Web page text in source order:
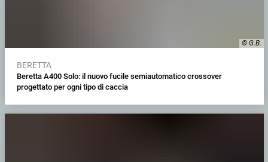
© G.B.
BERETTA
Beretta A400 Solo: il nuovo fucile semiautomatico crossover
progettato per ogni tipo di caccia